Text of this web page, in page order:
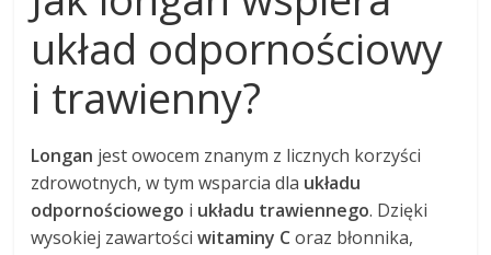
układ odpornościowy
i trawienny?
Longan jest owocem znanym z licznych korzyści
zdrowotnych, w tym wsparcia dla układu
odpornościowego i układu trawiennego. Dzięki
wysokiej zawartościwitaminy Coraz błonnika,